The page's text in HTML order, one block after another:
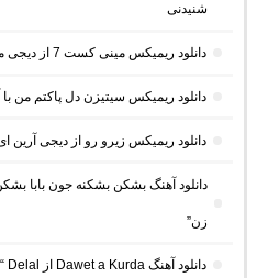
شنیدنی
دانلود ریمیکس مینی کست 7 از دیجی مهراس
دانلود ریمیکس سیتیزن دل پاکتم من
دانلود ریمیکس زیرو رو از دیجی آرین
دانلود آهنگ بشکن بشکنه جون بابا
زن”
دانلود آهنگ Dawet a Kurda از Delal “هوش مصنوعی کرد ترند اینستا”